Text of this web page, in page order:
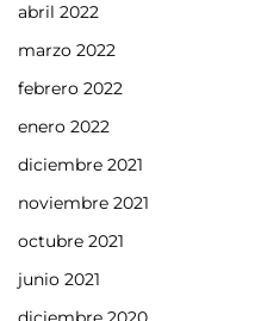
abril 2022
marzo 2022
febrero 2022
enero 2022
diciembre 2021
noviembre 2021
octubre 2021
junio 2021